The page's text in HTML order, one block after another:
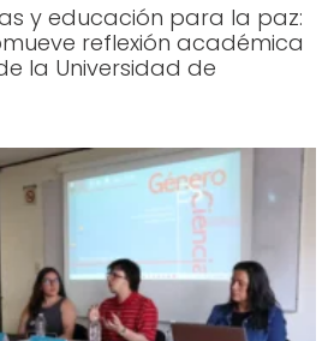
y educación para la paz:
reflexión académica
la Universidad de